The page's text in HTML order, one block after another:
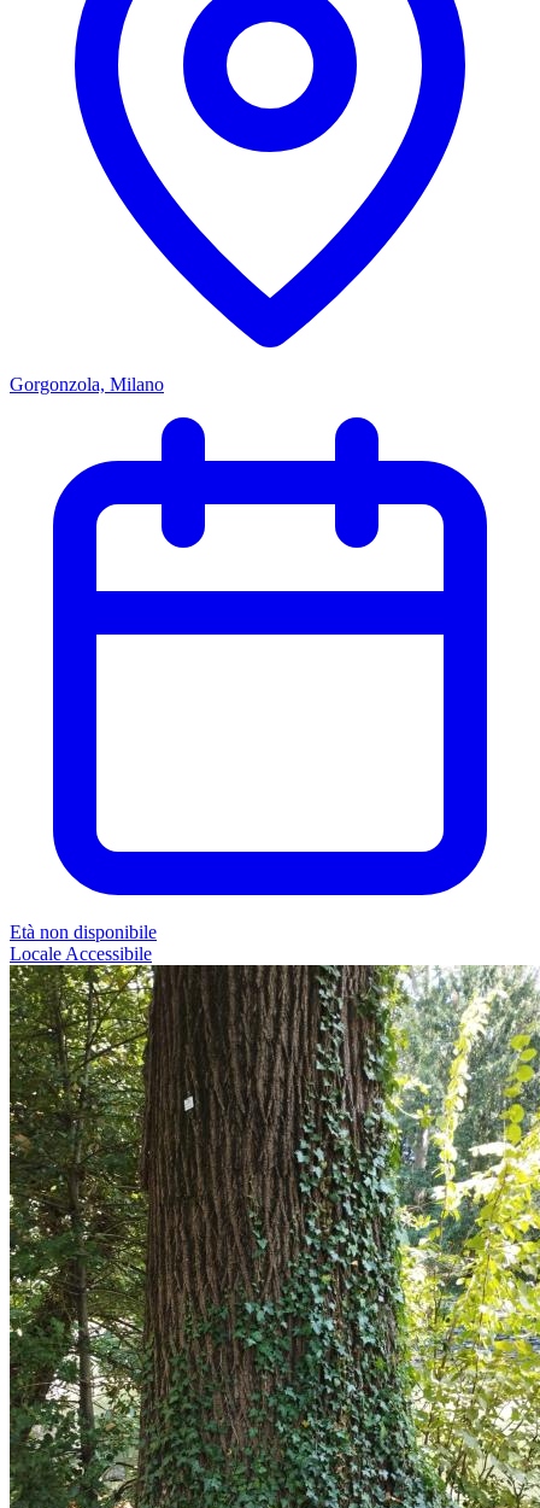
Gorgonzola, Milano
Età non disponibile
Locale Accessibile